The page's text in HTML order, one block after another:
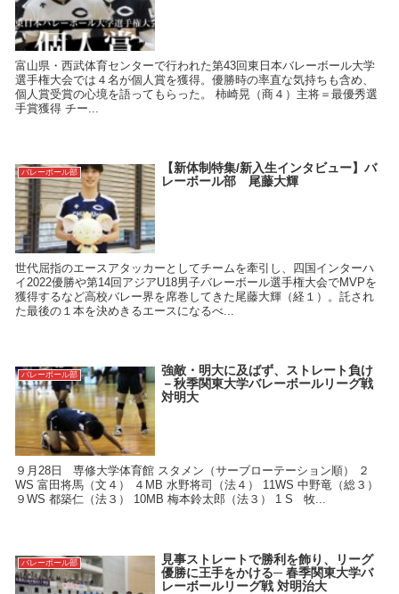
富山県・西武体育センターで行われた第43回東日本バレーボール大学
選手権大会では４名が個人賞を獲得。優勝時の率直な気持ちも含め、
個人賞受賞の心境を語ってもらった。 柿崎晃（商４）主将＝最優秀選
手賞獲得 チー...
バレーボール部
【新体制特集/新入生インタビュー】バ
レーボール部 尾藤大輝
世代屈指のエースアタッカーとしてチームを牽引し、四国インターハ
イ2022優勝や第14回アジアU18男子バレーボール選手権大会でMVPを
獲得するなど高校バレー界を席巻してきた尾藤大輝（経１）。託され
た最後の１本を決めきるエースになるべ...
バレーボール部
強敵・明大に及ばず、ストレート負け
－秋季関東大学バレーボールリーグ戦
対明大
９月28日 専修大学体育館 スタメン（サーブローテーション順） ２
WS 富田将馬（文４） ４MB 水野将司（法４） 11WS 中野竜（総３）
９WS 都築仁（法３） 10MB 梅本鈴太郎（法３） 1 S 牧...
バレーボール部
見事ストレートで勝利を飾り、リーグ
優勝に王手をかける─ 春季関東大学バ
レーボールリーグ戦 対明治大